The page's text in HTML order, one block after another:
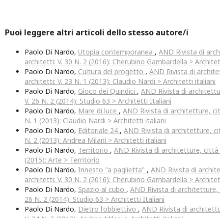
Puoi leggere altri articoli dello stesso autore/i
Paolo Di Nardo, Utopia contemporanea , AND Rivista di
architetti: V. 30 N. 2 (2016): Cherubino Gambardella >
Paolo Di Nardo, Cultura del progetto , AND Rivista di
architetti: V. 23 N. 1 (2013): Claudio Nardi > Architetti italiani
Paolo Di Nardo, Gioco dei Quindici , AND Rivista di
V. 26 N. 2 (2014): Studio 63 > Architetti Italiani
Paolo Di Nardo, Mare di luce , AND Rivista di architetture,
N. 1 (2013): Claudio Nardi > Architetti italiani
Paolo Di Nardo, Editoriale 24 , AND Rivista di architetture,
N. 2 (2013): Andrea Milani > Architetti italiani
Paolo Di Nardo, Territorio , AND Rivista di architetture, città
(2015): Arte > Territorio
Paolo Di Nardo, Innesto "a paglietta" , AND Rivista di
architetti: V. 30 N. 2 (2016): Cherubino Gambardella >
Paolo Di Nardo, Spazio al cubo , AND Rivista di
26 N. 2 (2014): Studio 63 > Architetti Italiani
Paolo Di Nardo, Dietro l'obbiettivo , AND Rivista di